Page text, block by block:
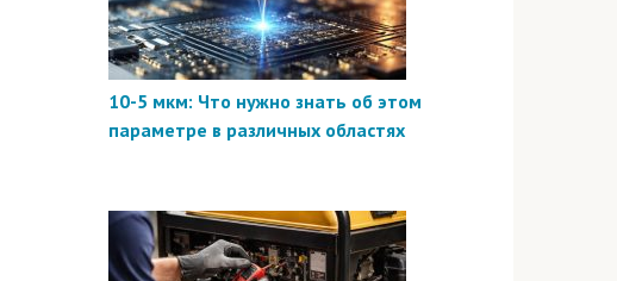
10-5 мкм: Что нужно знать об этом
параметре в различных областях